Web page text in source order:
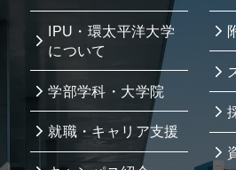
IPU・環太平洋大学
について
学部学科・大学院
就職・キャリア支援